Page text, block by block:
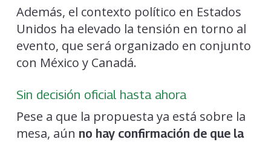
Además, el contexto político en Estados
Unidos ha elevado la tensión en torno al
evento, que será organizado en conjunto
con México y Canadá.
Sin decisión oficial hasta ahora
Pese a que la propuesta ya está sobre la
mesa, aún no hay confirmación de que la